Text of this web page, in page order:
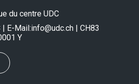
du centre UDC
| E-Mail:info@udc.ch | CH83
Y